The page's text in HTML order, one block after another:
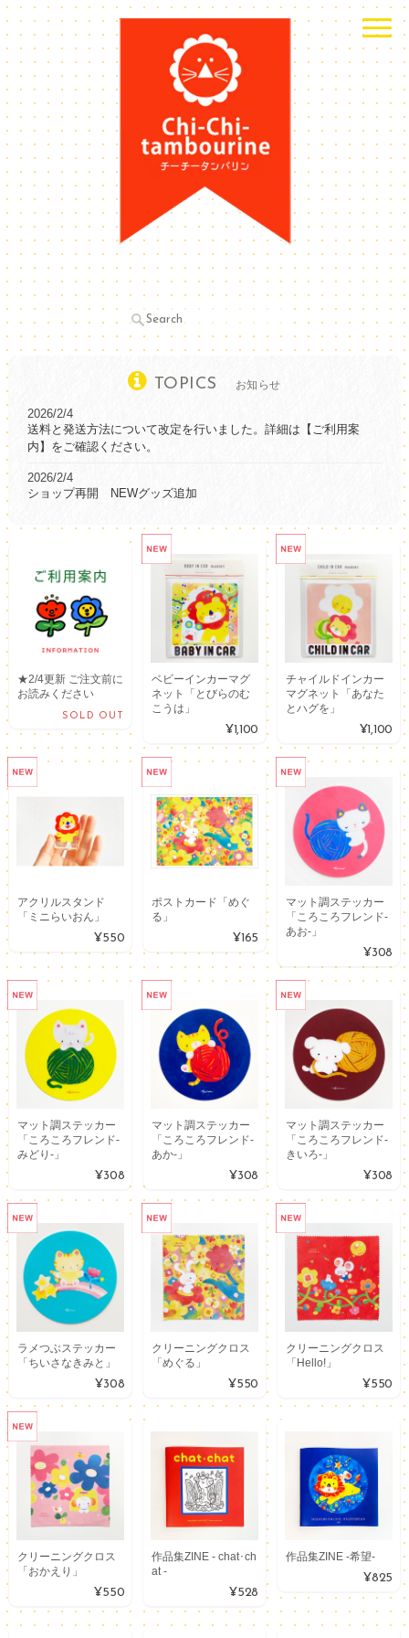
TOPICS お知らせ
2026/2/4
送料と発送方法について改定を行いました。詳細は【ご利用案
内】をご確認ください。
2026/2/4
ショップ再開 NEWグッズ追加
★2/4更新 ご注文前に
お読みください
SOLD OUT
ベビーインカーマグ
ネット「とびらのむ
こうは」
¥1,100
チャイルドインカー
マグネット「あなた
とハグを」
¥1,100
アクリルスタンド
「ミニらいおん」
¥550
ポストカード「めぐ
る」
¥165
マット調ステッカー
「ころころフレンド-
あお-」
¥308
マット調ステッカー
「ころころフレンド-
みどり-」
¥308
マット調ステッカー
「ころころフレンド-
あか-」
¥308
マット調ステッカー
「ころころフレンド-
きいろ-」
¥308
ラメつぶステッカー
「ちいさなきみと」
¥308
クリーニングクロス
「めぐる」
¥550
クリーニングクロス
「Hello!」
¥550
クリーニングクロス
「おかえり」
¥550
作品集ZINE - chat･ch
at -
¥528
作品集ZINE -希望-
¥825